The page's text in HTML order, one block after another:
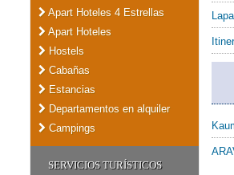
Apart Hoteles 4 Estrellas
Apart Hoteles
Hostels
Cabañas
Estancias
Departamentos en alquiler
Campings
SERVICIOS TURÍSTICOS